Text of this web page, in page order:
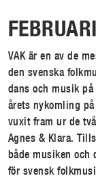
VAK är en av de
den svenska
dans och musik
årets nykomling
vuxit fram ur de
Agnes & Klara.
både musiken och
för svensk